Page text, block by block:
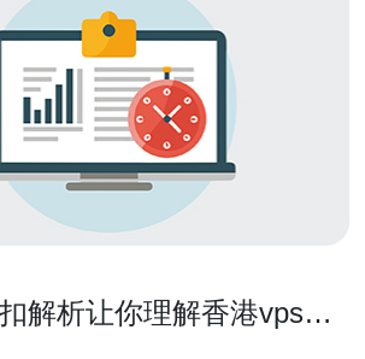
解析让你理解香港vps珍